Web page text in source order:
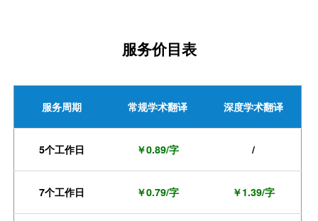
服务价目表
服务周期 常规学术翻译 深度学术翻译
5个工作日 ￥0.89/字 /
7个工作日 ￥0.79/字 ￥1.39/字